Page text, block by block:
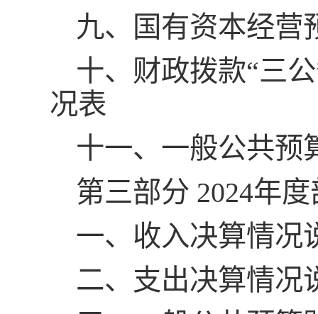
九、国有资本经营
十、财政拨款“三
况表
十一、一般公共预
第三部分 2024年
一、收入决算情况
二、支出决算情况